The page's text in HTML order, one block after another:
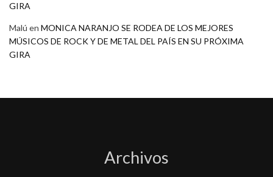
GIRA
Malú en MONICA NARANJO SE RODEA DE LOS MEJORES
MÚSICOS DE ROCK Y DE METAL DEL PAÍS EN SU PRÓXIMA
GIRA
Archivos